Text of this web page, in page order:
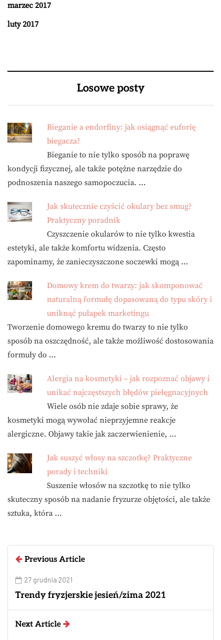
marzec 2017
luty 2017
Losowe posty
Bieganie a endorfiny: jak osiągnąć euforię
biegacza?
Bieganie to nie tylko sposób na poprawę
kondycji fizycznej, ale także potężne narzędzie do
podnoszenia naszego samopoczucia. …
Jak skutecznie czyścić okulary bez smug?
Praktyczny poradnik
Czyszczenie okularów to nie tylko kwestia
estetyki, ale także komfortu widzenia. Często
zapominamy, że zanieczyszczone soczewki mogą …
Domowy krem do twarzy: jak skomponować
naturalną formułę dopasowaną do typu skóry i
uniknąć pułapek marketingu
Tworzenie domowego kremu do twarzy to nie tylko
sposób na oszczędność, ale także możliwość dostosowania
formuły do …
Alergia na kosmetyki – jak rozpoznać objawy i
unikać najczęstszych błędów pielęgnacyjnych
Wiele osób nie zdaje sobie sprawy, że
kosmetyki mogą wywołać nieprzyjemne reakcje
alergiczne. Objawy takie jak zaczerwienienie, …
Jak suszyć włosy na szczotkę? Praktyczne
porady i techniki
Suszenie włosów na szczotkę to nie tylko
skuteczny sposób na nadanie fryzurze objętości, ale także
sztuka, która …
Previous Article
27 grudnia 2021
Trendy fryzjerskie jesień/zima 2021
Next Article